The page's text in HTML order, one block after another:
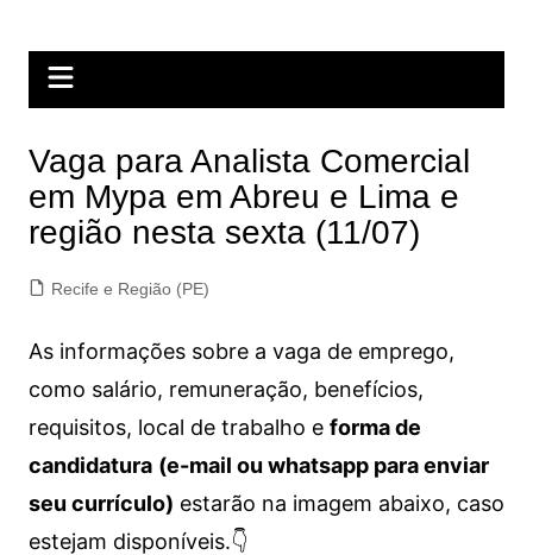
Vaga para Analista Comercial
em Mypa em Abreu e Lima e
região nesta sexta (11/07)
Recife e Região (PE)
As informações sobre a vaga de emprego,
como salário, remuneração, benefícios,
requisitos, local de trabalho e forma de
candidatura (e-mail ou whatsapp para enviar
seu currículo) estarão na imagem abaixo, caso
estejam disponíveis.👇